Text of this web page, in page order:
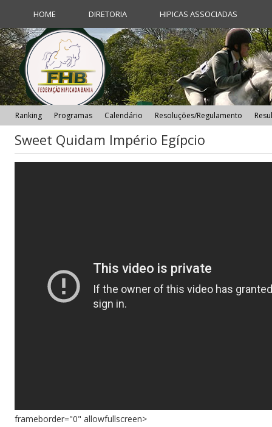
HOME DIRETORIA HIPICAS ASSOCIADAS
Ranking Programas Calendário Resoluções/Regulamento
Sweet Quidam Império Egípcio
frameborder="0" allowfullscreen>